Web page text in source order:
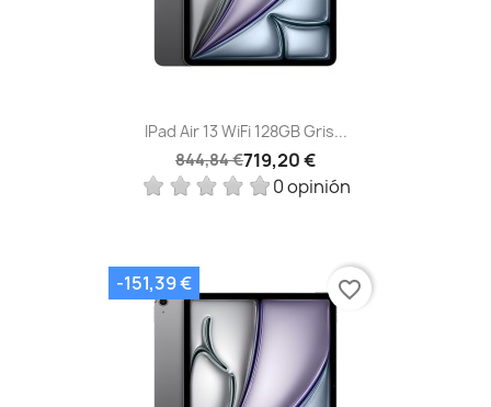
IPad Air 13 WiFi 128GB Gris...
844,84 €719,20 €
0 opinión
-151,39 € favorite_border